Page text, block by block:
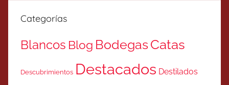
Categorías
Blancos Blog BodegasCatas
Descubrimientos Destacados Destilados